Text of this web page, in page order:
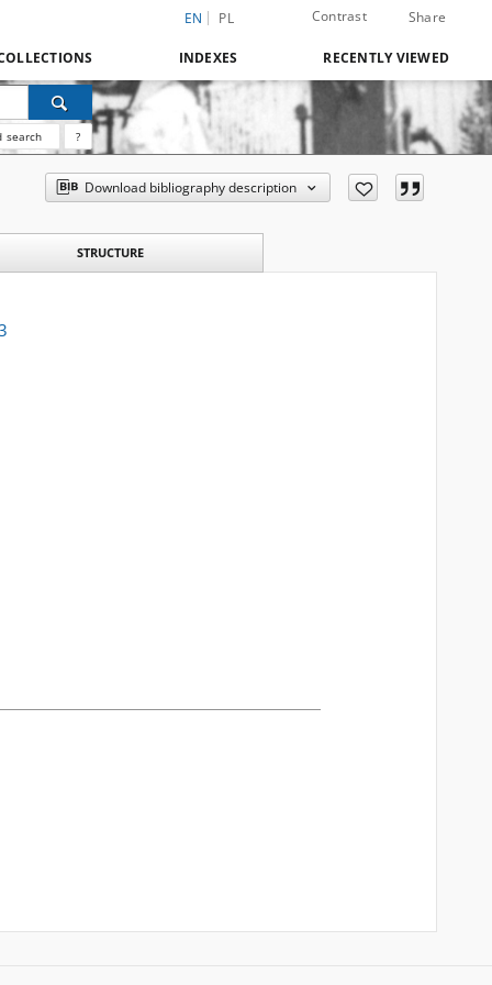
EN PL Contrast Share
INDEXES RECENTLY VIEWED
search ?
Download bibliography description
STRUCTURE